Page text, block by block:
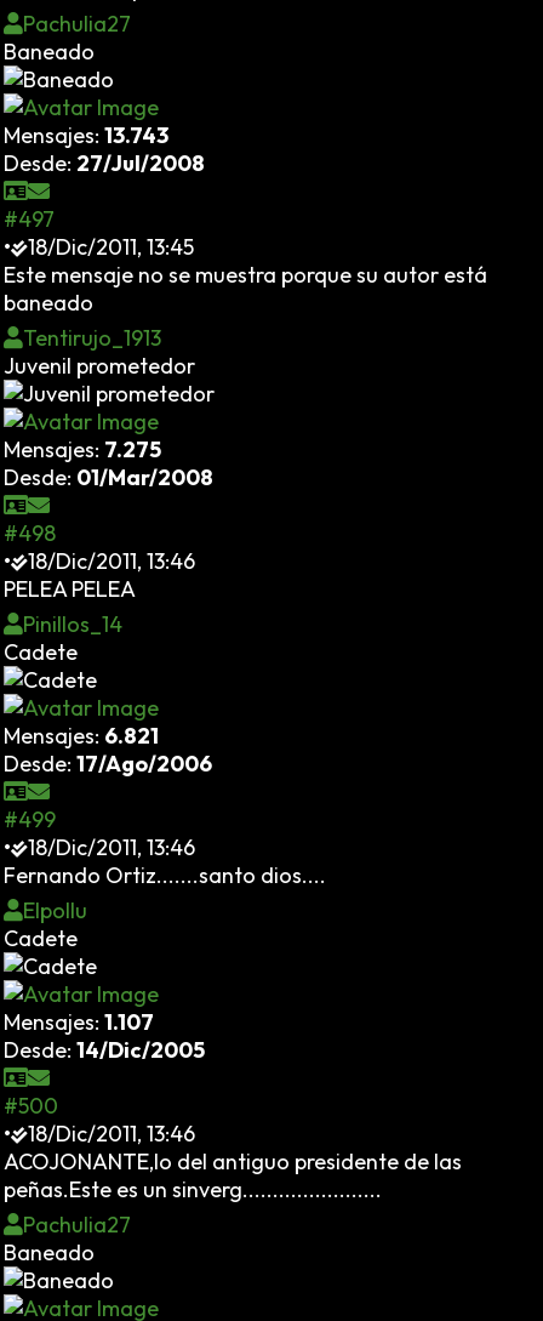
Pachulia27
Baneado
Mensajes: 13.743
Desde: 27/Jul/2008
#497
•
18/Dic/2011, 13:45
Este mensaje no se muestra porque su autor está
baneado
Tentirujo_1913
Juvenil prometedor
Mensajes: 7.275
Desde: 01/Mar/2008
#498
•
18/Dic/2011, 13:46
PELEA PELEA
Pinillos_14
Cadete
Mensajes: 6.821
Desde: 17/Ago/2006
#499
•
18/Dic/2011, 13:46
Fernando Ortiz.......santo dios....
Elpollu
Cadete
Mensajes: 1.107
Desde: 14/Dic/2005
#500
•
18/Dic/2011, 13:46
ACOJONANTE,lo del antiguo presidente de las
peñas.Este es un sinverg.......................
Pachulia27
Baneado